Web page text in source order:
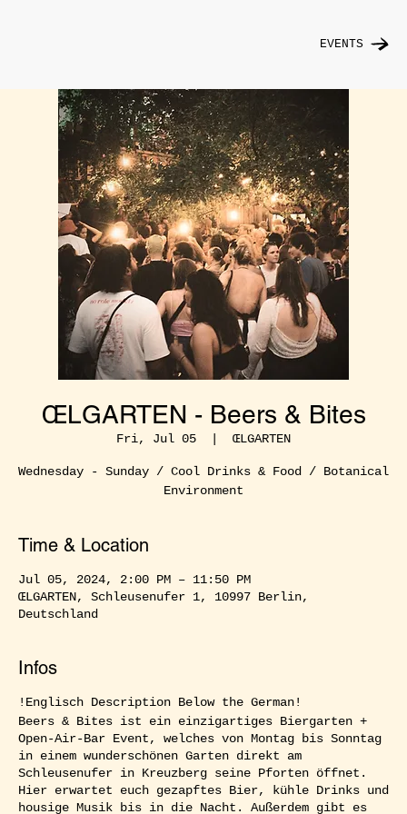
EVENTS
ŒLGARTEN - Beers & Bites
Fri, Jul 05
  |
ŒLGARTEN
Wednesday - Sunday / Cool Drinks & Food / Botanical
Environment
Time & Location
Jul 05, 2024, 2:00 PM – 11:50 PM
ŒLGARTEN, Schleusenufer 1, 10997 Berlin,
Deutschland
Infos
!Englisch Description Below the German!
Beers & Bites ist ein einzigartiges Biergarten +
Open-Air-Bar Event, welches von Montag bis Sonntag
in einem wunderschönen Garten direkt am
Schleusenufer in Kreuzberg seine Pforten öffnet.
Hier erwartet euch gezapftes Bier, kühle Drinks und
housige Musik bis in die Nacht. Außerdem gibt es